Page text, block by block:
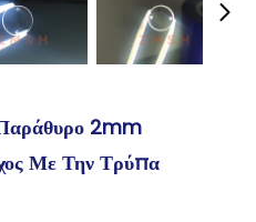
2mm
Με Την Τρύπα